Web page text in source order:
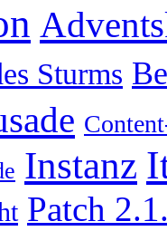
Sturms
Instanz
Patch